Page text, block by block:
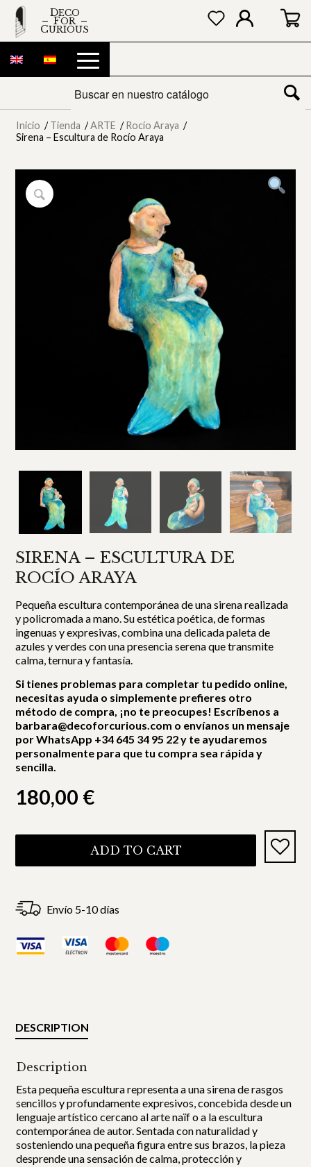
DECO
FOR
CURIOUS
Inicio / Tienda / ARTE / Rocío Araya /
Sirena – Escultura de Rocío Araya
SIRENA – ESCULTURA DE
ROCÍO ARAYA
Pequeña escultura contemporánea de una sirena realizada
y policromada a mano. Su estética poética, de formas
ingenuas y expresivas, combina una delicada paleta de
azules y verdes con una presencia serena que transmite
calma, ternura y fantasía.
Si tienes problemas para completar tu pedido online,
necesitas ayuda o simplemente prefieres otro
método de compra, ¡no te preocupes! Escríbenos a
barbara@decoforcurious.com o envíanos un mensaje
por WhatsApp +34 645 34 95 22 y te ayudaremos
personalmente para que tu compra sea rápida y
sencilla.
180,00 €
ADD TO CART
Envío 5-10 días
DESCRIPTION
Description
Esta pequeña escultura representa a una sirena de rasgos
sencillos y profundamente expresivos, concebida desde un
lenguaje artístico cercano al arte naïf o a la escultura
contemporánea de autor. Sentada con naturalidad y
sosteniendo una pequeña figura entre sus brazos, la pieza
desprende una sensación de calma, protección y